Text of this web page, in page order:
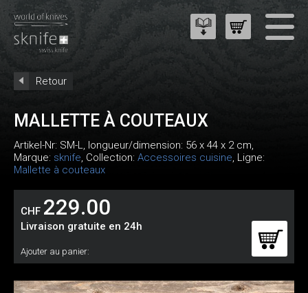
Retour
MALLETTE À COUTEAUX
Artikel-Nr: SM-L, longueur/dimension: 56 x 44 x 2 cm,
Marque: sknife, Collection: Accessoires cuisine, Ligne:
Mallette à couteaux
CHF 229.00
Livraison gratuite en 24h
Ajouter au panier: